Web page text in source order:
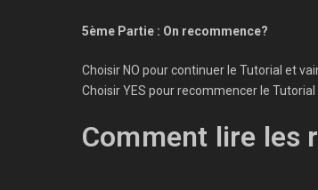
5ème Partie : On recommence?
Choisir NO pour continuer le Tutorial et
Choisir YES pour recommencer le Tutorial
Comment lire les